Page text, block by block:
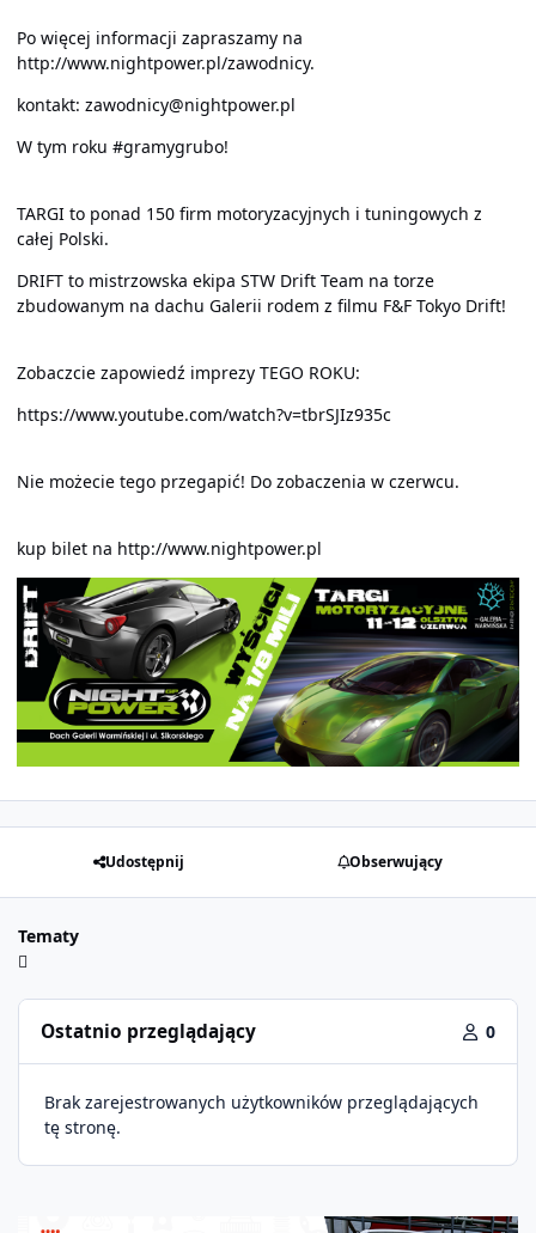
Po więcej informacji zapraszamy na
http://www.nightpower.pl/zawodnicy.
kontakt: zawodnicy@nightpower.pl
W tym roku #gramygrubo!
TARGI to ponad 150 firm motoryzacyjnych i tuningowych z
całej Polski.
DRIFT to mistrzowska ekipa STW Drift Team na torze
zbudowanym na dachu Galerii rodem z filmu F&F Tokyo Drift!
Zobaczcie zapowiedź imprezy TEGO ROKU:
https://www.youtube.com/watch?v=tbrSJIz935c
Nie możecie tego przegapić! Do zobaczenia w czerwcu.
kup bilet na http://www.nightpower.pl
Udostępnij Obserwujący
Tematy
Ostatnio przeglądający 0
Brak zarejestrowanych użytkowników przeglądających
tę stronę.